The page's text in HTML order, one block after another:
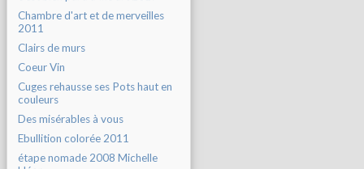
Chambre d'art et de merveilles
2011
Clairs de murs
Coeur Vin
Cuges rehausse ses Pots haut en
couleurs
Des misérables à vous
Ebullition colorée 2011
étape nomade 2008 Michelle